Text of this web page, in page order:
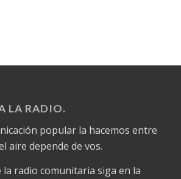
LA RADIO.
popular la hacemos entre
aire depende de vos.
la radio comunitaria siga en la